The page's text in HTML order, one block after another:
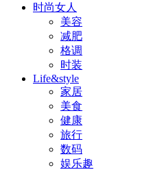
时尚女人
美容
减肥
格调
时装
Life&style
家居
美食
健康
旅行
数码
娱乐趣